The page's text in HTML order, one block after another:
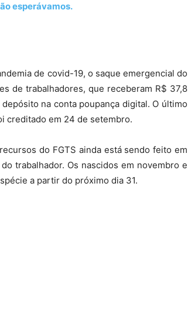
esperávamos.
de covid-19, o saque emergencial do
de trabalhadores, que receberam R$ 37,8
na conta poupança digital. O último
creditado em 24 de setembro.
do FGTS ainda está sendo feito em
trabalhador. Os nascidos em novembro e
a partir do próximo dia 31.